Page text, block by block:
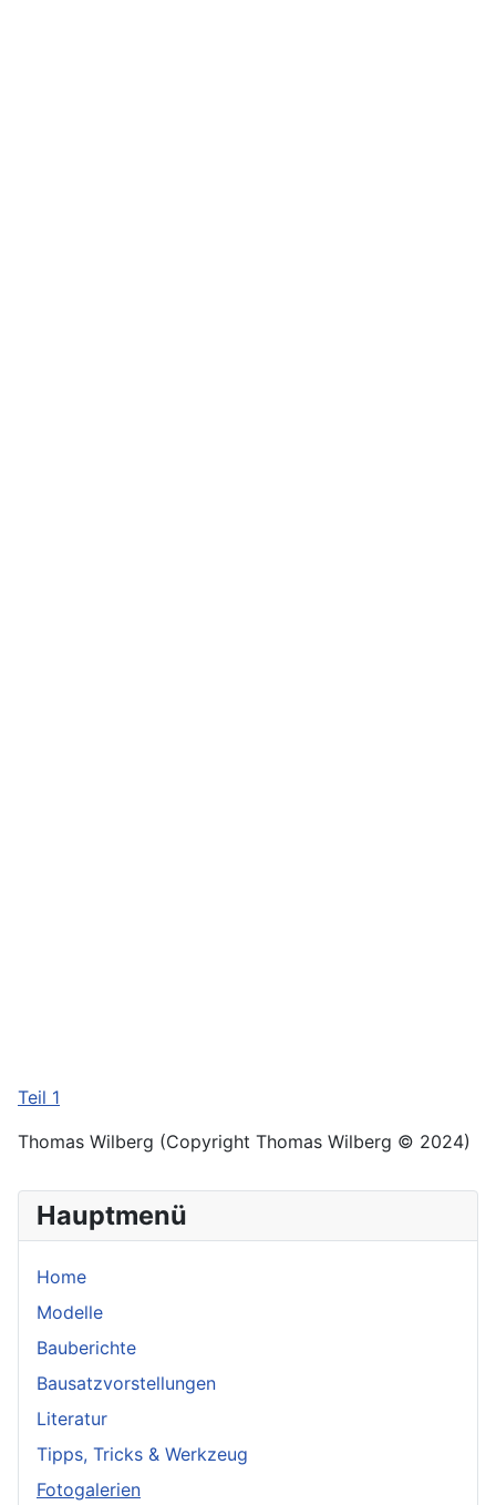
Hauptmenü
Home
Modelle
Bauberichte
Bausatzvorstellungen
Literatur
Tipps, Tricks & Werkzeug
Fotogalerien
Teil 1
Thomas Wilberg (Copyright Thomas Wilberg © 2024)